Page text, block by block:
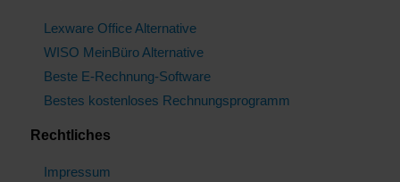
Lexware Office Alternative
WISO MeinBüro Alternative
Beste E-Rechnung-Software
Bestes kostenloses Rechnungsprogramm
Rechtliches
Impressum